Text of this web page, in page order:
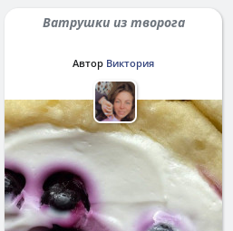
Ватрушки из творога
Автор Виктория